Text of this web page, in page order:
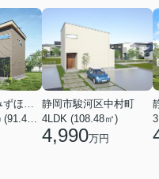
静岡市駿河区みずほ２丁目
3LDK＋S(納戸) (91.49㎡)
静岡市駿河区中村町
4LDK (108.48㎡)
4,990万円